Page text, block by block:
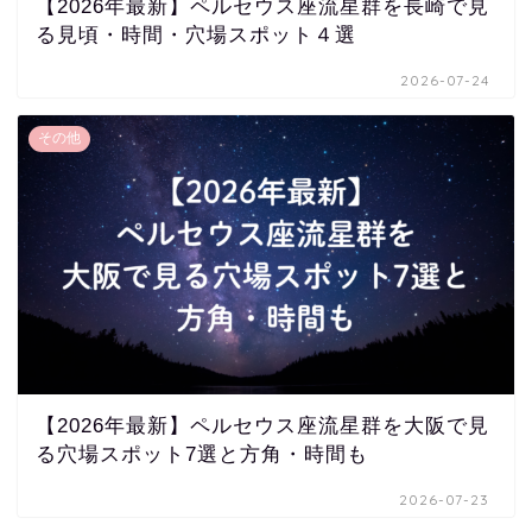
【2026年最新】ペルセウス座流星群を長崎で見
る見頃・時間・穴場スポット４選
2026-07-24
その他
【2026年最新】ペルセウス座流星群を大阪で見
る穴場スポット7選と方角・時間も
2026-07-23